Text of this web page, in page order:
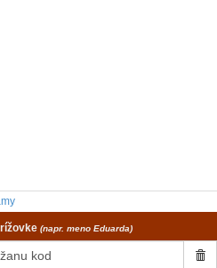
(napr. meno Eduarda)